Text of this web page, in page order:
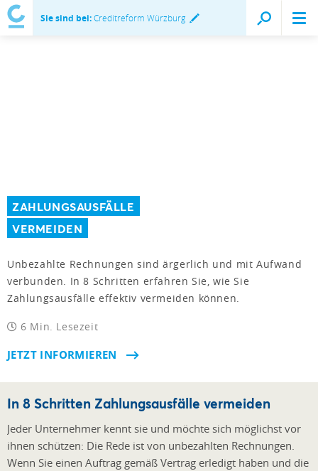
Sie sind bei:Creditreform Würzburg
ZAHLUNGSAUSFÄLLE
VERMEIDEN
Unbezahlte Rechnungen sind ärgerlich und mit Aufwand
verbunden. In 8 Schritten erfahren Sie, wie Sie
Zahlungsausfälle effektiv vermeiden können.
6 Min. Lesezeit
JETZT INFORMIEREN
In 8 Schritten Zahlungsausfälle vermeiden
Jeder Unternehmer kennt sie und möchte sich möglichst vor
ihnen schützen: Die Rede ist von unbezahlten Rechnungen.
Wenn Sie einen Auftrag gemäß Vertrag erledigt haben und die